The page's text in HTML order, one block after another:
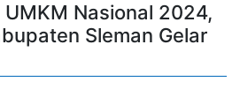
Nasional 2024,
Sleman Gelar